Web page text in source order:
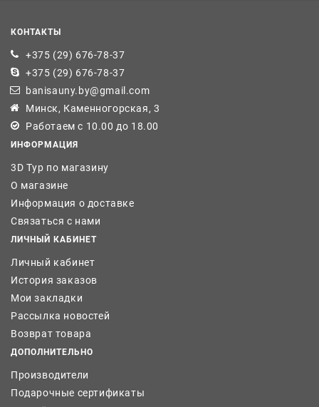
КОНТАКТЫ
+375 (29) 676-78-37
+375 (29) 676-78-37
banisauny.by@gmail.com
Минск, Каменногорская, 3
Работаем с 10.00 до 18.00
ИНФОРМАЦИЯ
3D Тур по магазину
О магазине
Информация о доставке
Связаться с нами
ЛИЧНЫЙ КАБИНЕТ
Личный кабинет
История заказов
Мои закладки
Рассылка новостей
Возврат товара
ДОПОЛНИТЕЛЬНО
Производители
Подарочные сертификаты